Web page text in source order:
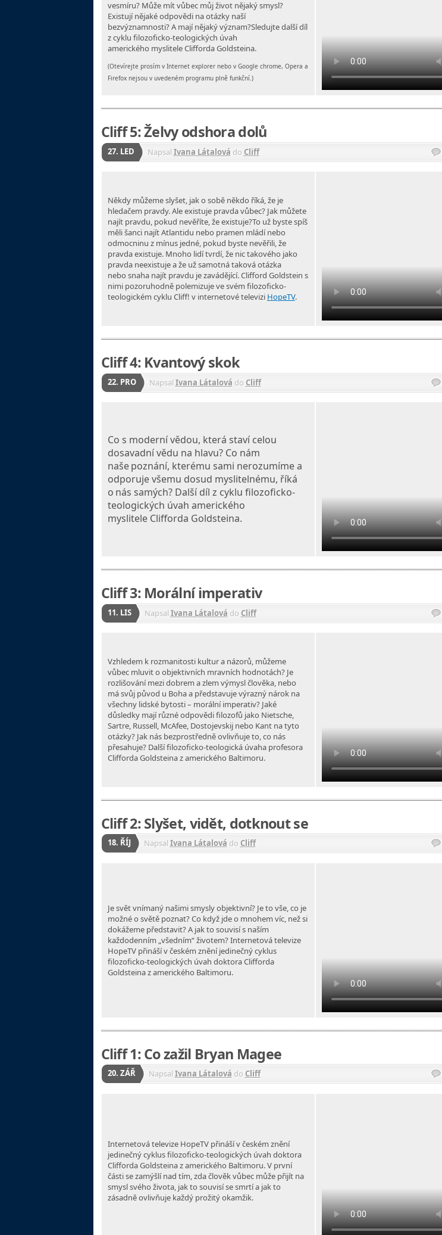
vesmíru? Může mít vůbec můj život nějaký smysl?
Existují nějaké odpovědi na otázky naší
bezvýznamnosti? A mají nějaký význam?Sledujte další díl
z cyklu filozoficko-teologických úvah
amerického myslitele Clifforda Goldsteina.
(Otevírejte prosím v Internet explorer nebo v Google chrome, Opera a
Firefox nejsou v uvedeném programu plně funkční.)
Cliff 5: Želvy odshora dolů
27. LED Napsal Ivana Látalová do Cliff
Někdy můžeme slyšet, jak o sobě někdo říká, že je
hledačem pravdy. Aleexistuje pravda vůbec? Jak můžete
najít pravdu, pokud nevěříte, že existuje?To už byste spíš
měli šanci najít Atlantidu nebo pramen mládí nebo
odmocninu z mínus jedné, pokud byste nevěřili, že
pravda existuje. Mnoho lidí tvrdí,že nic takového jako
pravda neexistuje a že už samotná taková otázka
nebo snaha najít pravdu je zavádějící.Clifford Goldstein s
nimi pozoruhodně polemizuje ve svém filozoficko-
teologickém cyklu Cliff! v internetovételevizi HopeTV.
Cliff 4: Kvantový skok
22. PRO Napsal Ivana Látalová do Cliff
Co s moderní vědou, která staví celou
dosavadní vědu na hlavu? Co nám
našepoznání, kterému sami nerozumíme a
odporuje všemu dosud myslitelnému, říká
o nás samých? Další díl z cyklu filozoficko-
teologických úvah amerického
myslitele Clifforda Goldsteina.
Cliff 3: Morální imperativ
11. LIS Napsal Ivana Látalová do Cliff
Vzhledem k rozmanitosti kultur a názorů, můžeme
vůbec mluvit o objektivních mravních hodnotách? Je
rozlišování mezi dobrem a zlem výmysl člověka, nebo
má svůj původ u Boha a představuje výrazný nárok na
všechny lidské bytosti – morální imperativ? Jaké
důsledky mají různé odpovědi filozofů jako Nietsche,
Sartre, Russell, McAfee, Dostojevskij nebo Kant na tyto
otázky? Jak nás bezprostředně ovlivňuje to, co nás
přesahuje? Další filozoficko-teologická úvaha profesora
Clifforda Goldsteina z amerického Baltimoru.
Cliff 2: Slyšet, vidět, dotknout se
18. ŘÍJ Napsal Ivana Látalová do Cliff
Je svět vnímaný našimi smysly objektivní? Je to vše, co je
možné o světě poznat? Co když jde o mnohem víc, než si
dokážeme představit? A jak to souvisí s naším
každodenním „všedním“ životem? Internetová televize
HopeTV přináší v českém znění jedinečný cyklus
filozoficko-teologických úvah doktora Clifforda
Goldsteina z amerického Baltimoru.
Cliff 1: Co zažil Bryan Magee
20. ZÁŘ Napsal Ivana Látalová do Cliff
Internetová televize HopeTV přináší v českém znění
jedinečný cyklus filozoficko-teologických úvah doktora
Clifforda Goldsteina z amerického Baltimoru. V první
části se zamýšlí nad tím, zda člověk vůbec může přijít na
smysl svého života, jak to souvisí se smrtí a jak to
zásadně ovlivňuje každý prožitý okamžik.